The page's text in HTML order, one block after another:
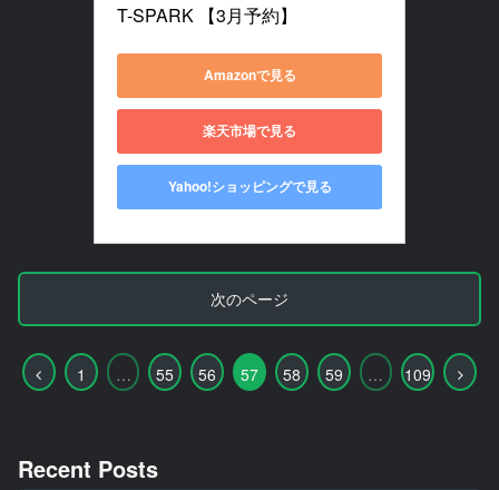
T-SPARK 【3月予約】
Amazonで見る
楽天市場で見る
Yahoo!ショッピングで見る
次のページ
前
1 … 55 56 57 58 59 … 109
次
Recent Posts